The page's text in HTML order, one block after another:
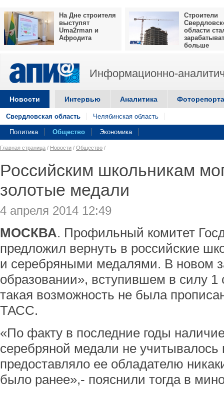
На Дне строителя
выступят
Uma2rman и
Афродита
Строители
области
больше
Информационно-
Новости Интервью Аналитика
Свердловская область Челябинская область
Политика Общество Экономика
Главная страница / Новости / Общество /
Российским школьникам
золотые медали
4 апреля 2014 12:49
МОСКВА. Профильный комитет
предложил вернуть в российские
и серебряными медалями. В новом
образовании», вступившем в силу 1
такая возможность не была
ТАСС.
«По факту в последние годы
серебряной медали не учитывалось
предоставляло ее обладателю
было ранее»,- пояснили тогда в